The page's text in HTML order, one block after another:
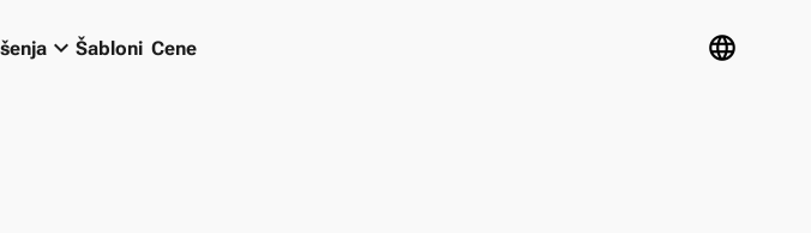
keyboard_arrow_down Šabloni Cene language